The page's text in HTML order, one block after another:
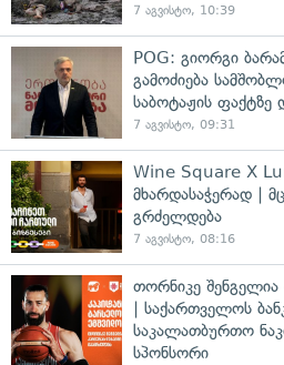
7 აგვისტო, 10:39
POG: გიორგი
გამოძიება
საბოტაჟის ფაქტზე
7 აგვისტო, 09:31
Wine Square X
მხარდასაჭერად |
გრძელდება
7 აგვისტო, 08:16
თორნიკე შენგელია
| საქართველოს
საკალათბურთო
სპონსორი